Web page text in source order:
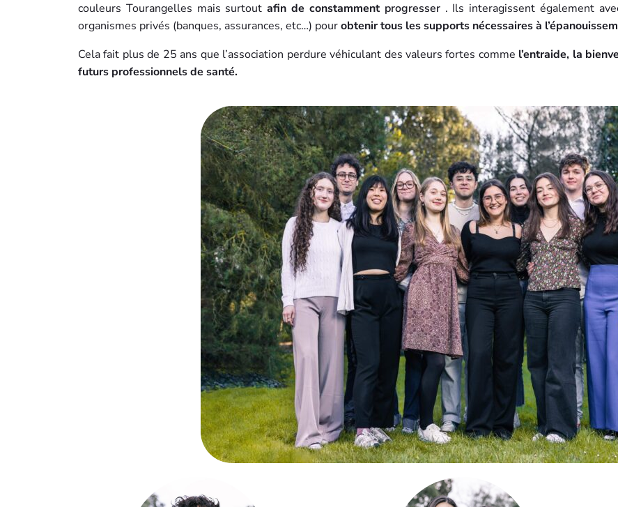
couleurs Tourangelles mais surtoutafin de constamment progresser . Ils interagissent également
organismes privés (banques, assurances, etc…) pourobtenir tous les supports nécessaires à
Cela fait plus de 25 ans que l’association perdure véhiculant des valeurs fortes comme l’entraide, la
futurs professionnels de santé.